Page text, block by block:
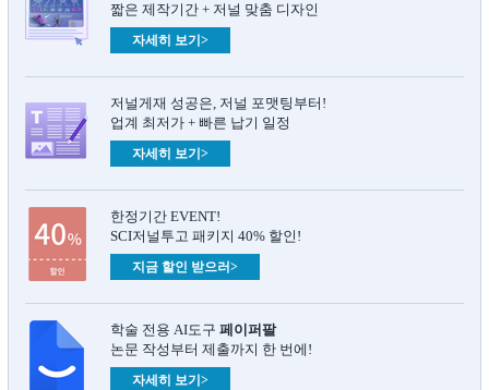
짧은 제작기간 + 저널 맞춤 디자인
자세히 보기>
저널게재 성공은, 저널 포맷팅부터!
업계 최저가 + 빠른 납기 일정
자세히 보기>
한정기간 EVENT!
SCI저널투고 패키지 40% 할인!
지금 할인 받으러>
학술 전용 AI도구 페이퍼팔
논문 작성부터 제출까지 한 번에!
자세히 보기>